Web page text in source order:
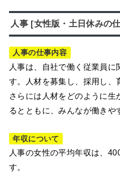
人事 [女性版・土日休みの
人事の仕事内容
人事は、自社で働く従業員
す。人材を募集し、採用し、
さらには人材をどのように
るとともに、みんなが働きや
年収について
人事の女性の平均年収は、
す。